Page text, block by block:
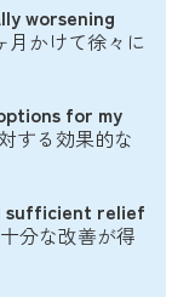
worsening
月かけて徐々に
for my
する効果的な
sufficient relief
分な改善が得